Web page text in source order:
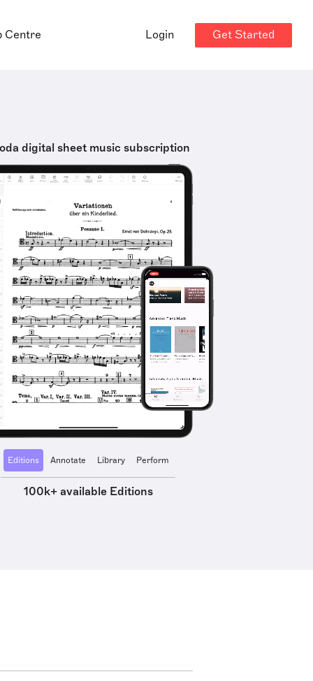
Centre Login Get Started
digital sheet music subscription
Editions Annotate Library Perform
100k+ available Editions